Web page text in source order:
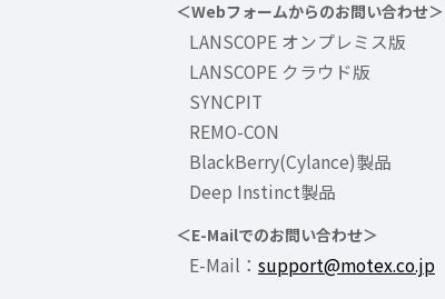
＜Webフォームからのお問い合わせ＞
LANSCOPE オンプレミス版
LANSCOPE クラウド版
SYNCPIT
REMO-CON
BlackBerry(Cylance)製品
Deep Instinct製品
＜E-Mailでのお問い合わせ＞
E-Mail： support@motex.co.jp